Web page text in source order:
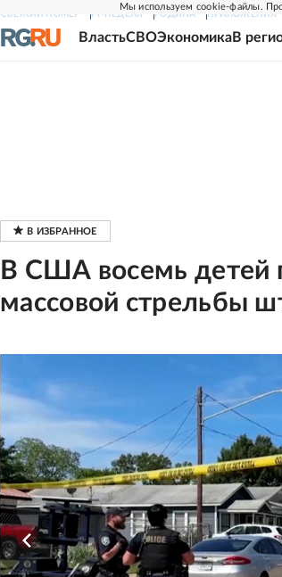
Мы используем cookie-файлы.
СВЕЖИЙ НОМЕР РГ-НЕДЕЛЯ РОДИНА ПРИЛОЖЕНИЯ
ВластьСВОЭкономикаВ
В США восемь детей
массовой стрельбы